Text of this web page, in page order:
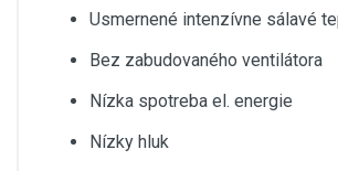
Usmernené intenzívne sálavé
Bez zabudovaného ventilátora
Nízka spotreba el. energie
Nízky hluk